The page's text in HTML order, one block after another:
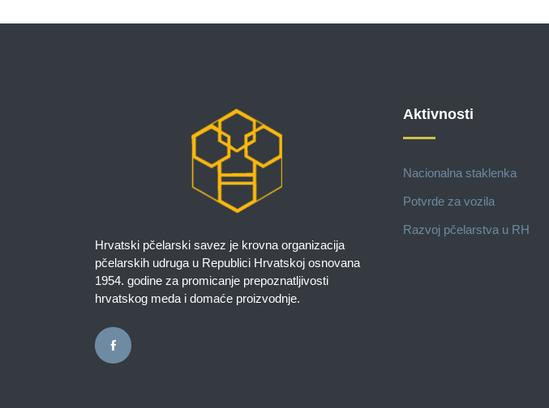
Hrvatski pčelarski savez je krovna organizacija
pčelarskih udruga u Republici Hrvatskoj osnovana
1954. godine za promicanje prepoznatljivosti
hrvatskog meda i domaće proizvodnje.
Aktivnosti
Nacionalna staklenka
Potvrde za vozila
Razvoj pčelarstva u RH